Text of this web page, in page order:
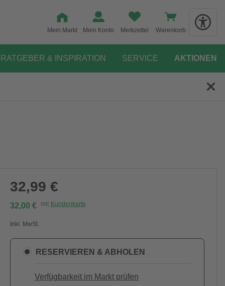
Mein Markt Mein Konto Merkzettel Warenkorb
RATGEBER & INSPIRATION SERVICE AKTIONEN
32,99 €
32,00 € mit Kundenkarte
Inkl. MwSt.
RESERVIEREN & ABHOLEN
Verfügbarkeit im Markt prüfen